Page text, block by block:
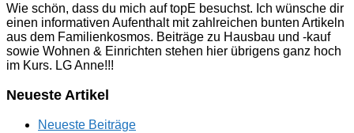
Wie schön, dass du mich auf topE besuchst. Ich wünsche dir
einen informativen Aufenthalt mit zahlreichen bunten Artikeln
aus dem Familienkosmos. Beiträge zu Hausbau und -kauf
sowie Wohnen & Einrichten stehen hier übrigens ganz hoch
im Kurs. LG Anne!!!
Neueste Artikel
Neueste Beiträge